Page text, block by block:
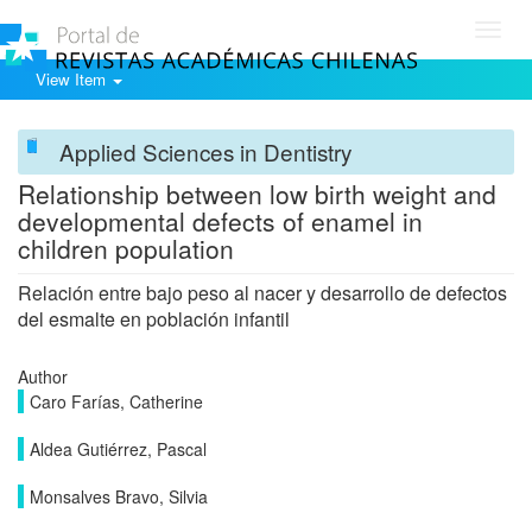
View Item
Applied Sciences in Dentistry
Relationship between low birth weight and
developmental defects of enamel in
children population
Relación entre bajo peso al nacer y desarrollo de defectos
del esmalte en población infantil
Author
Caro Farías, Catherine
Aldea Gutiérrez, Pascal
Monsalves Bravo, Silvia